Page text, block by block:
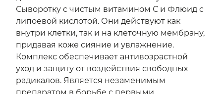
Сыворотку с чистым витамином С и Флюид с
липоевой кислотой. Они действуют как
внутри клетки, так и на клеточную мембрану,
придавая коже сияние и увлажнение.
Комплекс обеспечивает антивозрастной
уход и защиту от воздействия свободных
радикалов. Является незаменимым